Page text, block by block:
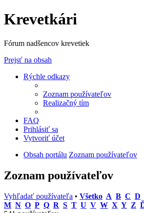
Krevetkári
Fórum nadšencov krevetiek
Prejsť na obsah
Rýchle odkazy
Zoznam používateľov
Realizačný tím
FAQ
Prihlásiť sa
Vytvoriť účet
Obsah portálu Zoznam používateľov
Zoznam používateľov
Vyhľadať používateľa • Všetko A B C D
M N O P Q R S T U V W X Y Z